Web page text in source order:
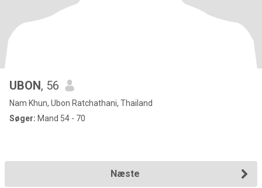
UBON, 56
Nam Khun, Ubon Ratchathani, Thailand
Søger: Mand 54 - 70
Næste